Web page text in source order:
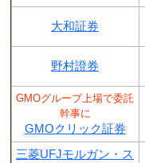
大和証券
野村證券
GMOグループ上場で委託
幹事に
GMOクリック証券
三菱UFJモルガン・ス